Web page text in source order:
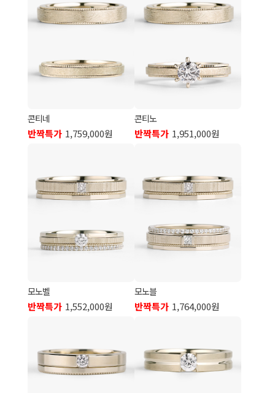
콘티네
반짝특가 1,759,000원
콘티노
반짝특가 1,951,000원
모노벨
반짝특가 1,552,000원
모노블
반짝특가 1,764,000원